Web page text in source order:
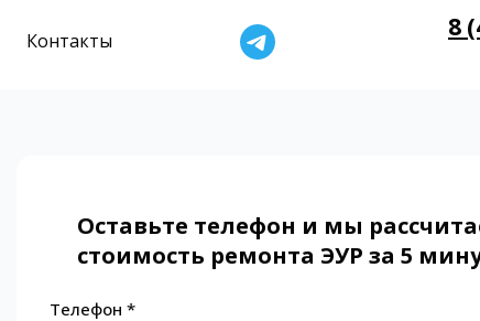
Контакты 8
Оставьте телефон и мы
стоимость ремонта ЭУР за 5
Телефон *